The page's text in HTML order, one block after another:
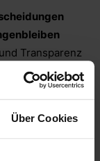
Über Cookies
Transparenz
und das